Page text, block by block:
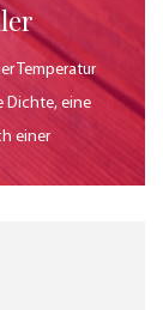
Temperatur
Dichte, eine
einer
korrosion
und